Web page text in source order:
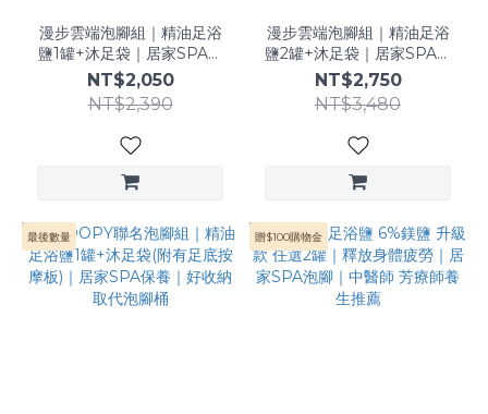
漫步雲端泡腳組｜精油足浴
鹽1罐+沐足袋｜居家SPA保
養｜好收納取代泡腳桶
NT$2,050
NT$2,390
漫步雲端泡腳組｜精油足浴
鹽2罐+沐足袋｜居家SPA保
養｜好收納取代泡腳桶
NT$2,750
NT$3,480
最後數量 贈$100購物金